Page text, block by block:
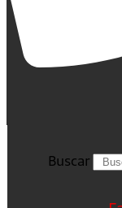
Buscar